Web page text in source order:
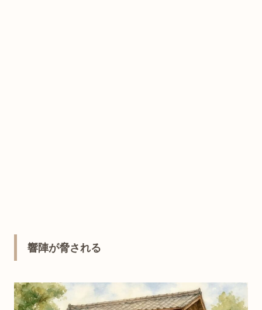
響陣が脅される